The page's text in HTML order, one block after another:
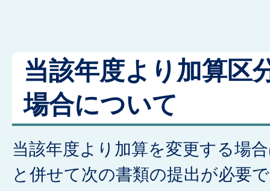
当該年度より加算区
場合について
当該年度より加算を変更する場
と併せて次の書類の提出が必要